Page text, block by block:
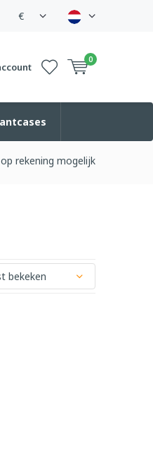
€
0
rekening mogelijk